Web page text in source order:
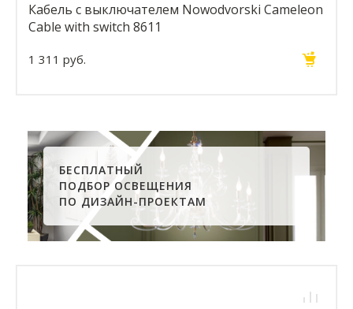
Кабель с выключателем Nowodvorski Cameleon
Cable with switch 8611
1 311 руб.
БЕСПЛАТНЫЙ
ПОДБОР ОСВЕЩЕНИЯ
ПО ДИЗАЙН-ПРОЕКТАМ